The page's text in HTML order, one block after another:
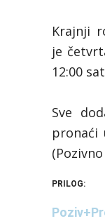
Krajnji
je
12:00
Sve
pronaći
PRILOG: